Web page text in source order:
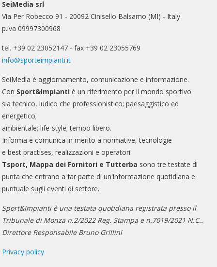
SeiMedia srl
Via Per Robecco 91 - 20092 Cinisello Balsamo (MI) - Italy
p.iva 09997300968
tel. +39 02 23052147 - fax +39 02 23055769
info@sporteimpianti.it
SeiMedia è aggiornamento, comunicazione e informazione.
Con Sport&Impianti è un riferimento per il mondo sportivo
sia tecnico, ludico che professionistico; paesaggistico ed
energetico;
ambientale; life-style; tempo libero.
Informa e comunica in merito a normative, tecnologie
e best practises, realizzazioni e operatori.
Tsport, Mappa dei Fornitori e Tutterba sono tre testate di
punta che entrano a far parte di un'informazione quotidiana e
puntuale sugli eventi di settore.
Sport&Impianti è una testata quotidiana registrata presso il
Tribunale di Monza n.2/2022 Reg. Stampa e n.7019/2021 N.C..
Direttore Responsabile Bruno Grillini
Privacy policy